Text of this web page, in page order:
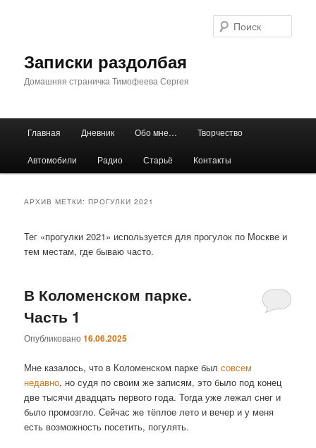
Записки раздолбая
Домашняя страничка Тимофеева Сергея
Главная Дневник Обо мне… Творчество
Автомобили Радио Старьё Контакты
АРХИВ МЕТКИ:ПРОГУЛКИ 2021
Тег «прогулки 2021» используется для прогулок по Москве и
тем местам, где бываю часто.
В Коломенском парке.
Часть 1
Опубликовано16.06.2025
Мне казалось, что в Коломенском парке былсовсем
недавно, но судя по своим же записям, это было под конец
две тысячи двадцать первого года. Тогда уже лежал снег и
было промозгло. Сейчас же тёплое лето и вечер и у меня
есть возможность посетить, погулять.